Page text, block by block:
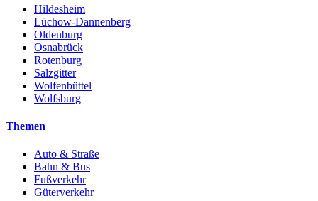
Hildesheim
Lüchow-Dannenberg
Oldenburg
Osnabrück
Rotenburg
Salzgitter
Wolfenbüttel
Wolfsburg
Themen
Auto & Straße
Bahn & Bus
Fußverkehr
Güterverkehr